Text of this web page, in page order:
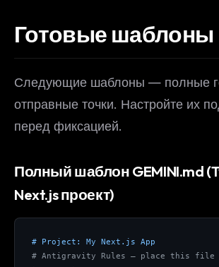
Готовые шаблоны
Следующие шаблоны — полные
отправные точки. Настройте их
перед фиксацией.
Полный шаблон GEMINI.md
Next.js проект)
# Project: My Next.js App
# Antigravity Rules — place this file